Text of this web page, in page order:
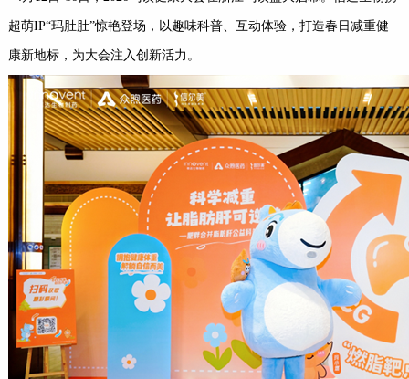
超萌IP“玛肚肚”惊艳登场，以趣味科普、互动体验，打造春日减重健
康新地标，为大会注入创新活力。